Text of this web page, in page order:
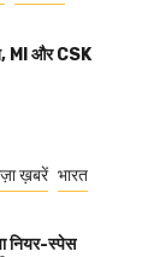
MI और CSK
ख़बरें भारत
नियर-स्पेस